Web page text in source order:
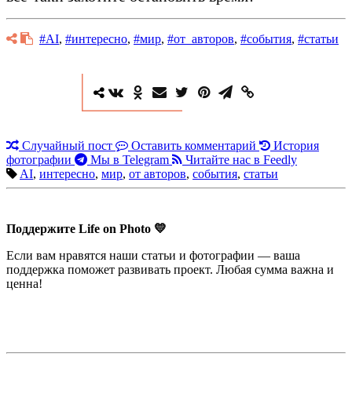
#AI, #интересно, #мир, #от_авторов, #события, #статьи
Случайный пост Оставить комментарий
История
фотографии
Мы в Telegram
Читайте нас в Feedly
AI, интересно, мир, от авторов, события, статьи
Поддержите Life on Photo 💛
Если вам нравятся наши статьи и фотографии — ваша
поддержка поможет развивать проект. Любая сумма важна и
ценна!